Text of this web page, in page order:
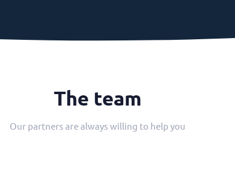
The team
Our partners are always willing to help you